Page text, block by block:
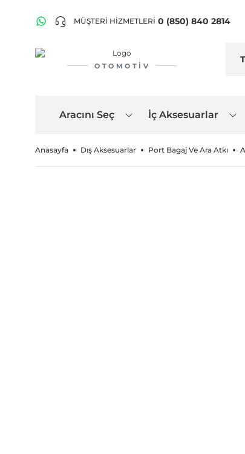
MÜŞTERİ HİZMETLERİ 0 (850) 840 2814
OTOMOTIV
Aracını Seç İç Aksesuarlar
Anasayfa Dış Aksesuarlar Port Bagaj Ve Ara Atkı